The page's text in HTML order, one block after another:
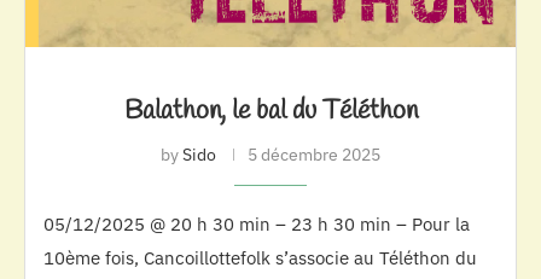
Balathon, le bal du Téléthon
bySido 5 décembre 2025
05/12/2025 @ 20 h 30 min – 23 h 30 min – Pour la
10ème fois, Cancoillottefolk s’associe au Téléthon du